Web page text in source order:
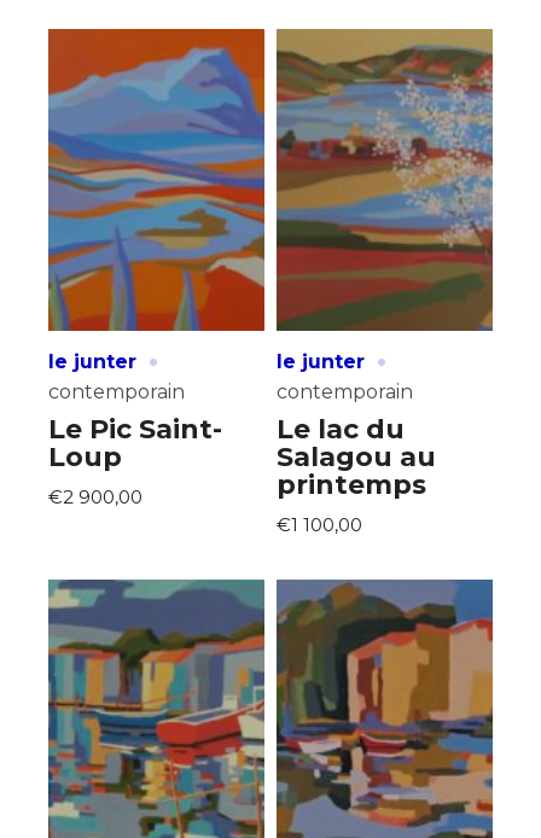
Prénom
Statut / Organisation
J'accepte les termes et conditions
* Champ obligatoire
Adresse email*
Nom
Prénom
Statut / Organisation
J'accepte les termes et conditions
* Champ obligatoire
le junter ·
contemporain
Le Pic Saint-
Loup
€2 900,00
le junter ·
contemporain
Le lac du
Salagou au
printemps
€1 100,00